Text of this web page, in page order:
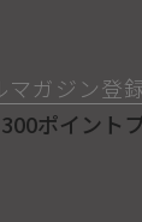
マガジン登
ポイント